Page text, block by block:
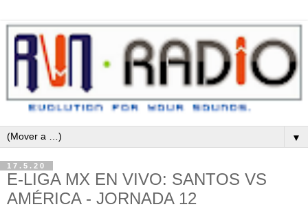
▼
17.5.20
E-LIGA MX EN VIVO: SANTOS VS
AMÉRICA - JORNADA 12